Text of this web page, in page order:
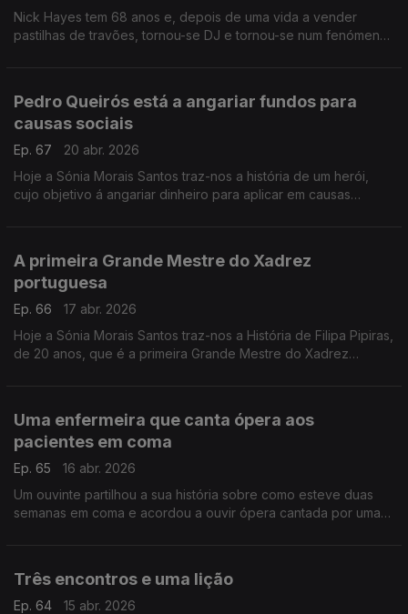
Nick Hayes tem 68 anos e, depois de uma vida a vender
pastilhas de travões, tornou-se DJ e tornou-se num fenómeno
Pedro Queirós está a angariar fundos para
causas sociais
Ep. 67
20 abr. 2026
Hoje a Sónia Morais Santos traz-nos a história de um herói,
cujo objetivo á angariar dinheiro para aplicar em causas
A primeira Grande Mestre do Xadrez
portuguesa
Ep. 66
17 abr. 2026
Hoje a Sónia Morais Santos traz-nos a História de Filipa Pipiras,
de 20 anos, que é a primeira Grande Mestre do Xadrez
Uma enfermeira que canta ópera aos
pacientes em coma
Ep. 65
16 abr. 2026
Um ouvinte partilhou a sua história sobre como esteve duas
semanas em coma e acordou a ouvir ópera cantada por uma
Três encontros e uma lição
Ep. 64
15 abr. 2026